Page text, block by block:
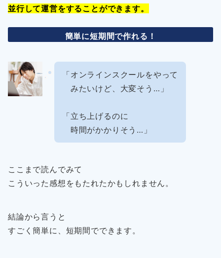
並行して運営をすることができます。
簡単に短期間で作れる！
「オンラインスクールをやって
みたいけど、大変そう…」
「立ち上げるのに
時間がかかりそう…」
ここまで読んでみて
こういった感想をもたれたかもしれません。
結論から言うと
すごく簡単に、短期間でできます。